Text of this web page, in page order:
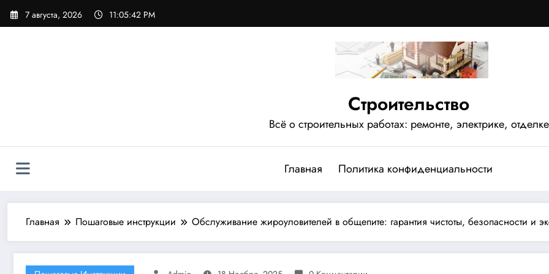
Перейти
7 августа, 2026 11:05:44 PM
Строительство
Всё о строительных работах: ремонте, электрике, отделке
Главная Политика конфиденциальности
Главная Пошаговые инструкции Обслуживание жироуловителей в общепите: гарантия чистоты, безопасности и